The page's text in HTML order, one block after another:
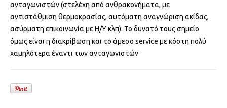
ανταγωνιστών (στελέχη από ανθρακονήματα, με
αντιστάθμιση θερμοκρασίας, αυτόματη αναγνώριση ακίδας,
ασύρματη επικοινωνία με Η/Υ κλπ). Το δυνατό τους σημείο
όμως είναι η διακρίβωση και το άμεσο service με κόστη πολύ
χαμηλότερα έναντι των ανταγωνιστών